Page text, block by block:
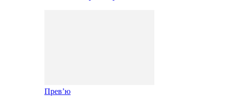
Прев’ю